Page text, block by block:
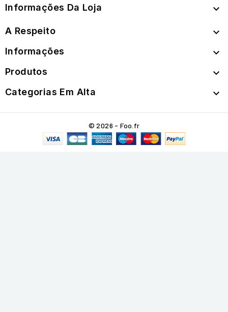
Informações Da Loja 
A Respeito 
Informações 
Produtos 
Categorias Em Alta 
© 2026 - Foo.fr